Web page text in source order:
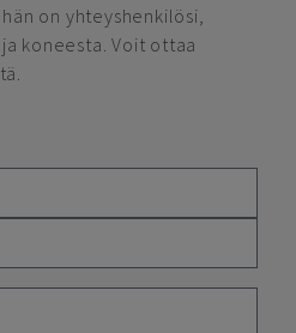
on yhteyshenkilösi,
koneesta. Voit ottaa